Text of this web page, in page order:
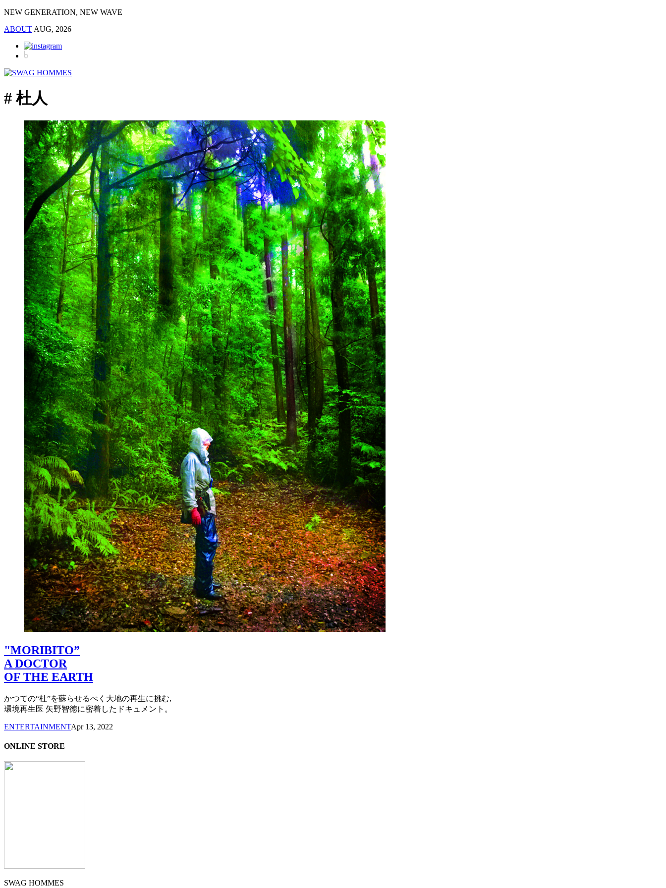
NEW GENERATION, NEW WAVE
ABOUT AUG, 2026
# 杜人
"MORIBITO”
A DOCTOR
OF THE EARTH
かつての“杜”を蘇らせるべく大地の再生に挑む,
環境再生医 矢野智徳に密着したドキュメント。
ENTERTAINMENTApr 13, 2022
ONLINE STORE
SWAG HOMMES